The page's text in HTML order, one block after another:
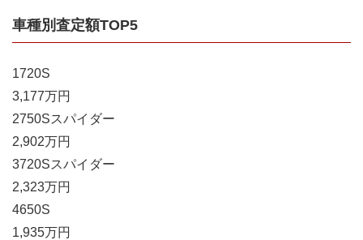
車種別査定額TOP5
1720S
3,177万円
2750Sスパイダー
2,902万円
3720Sスパイダー
2,323万円
4650S
1,935万円